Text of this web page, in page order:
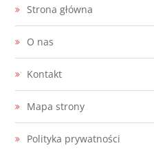
Strona główna
O nas
Kontakt
Mapa strony
Polityka prywatności